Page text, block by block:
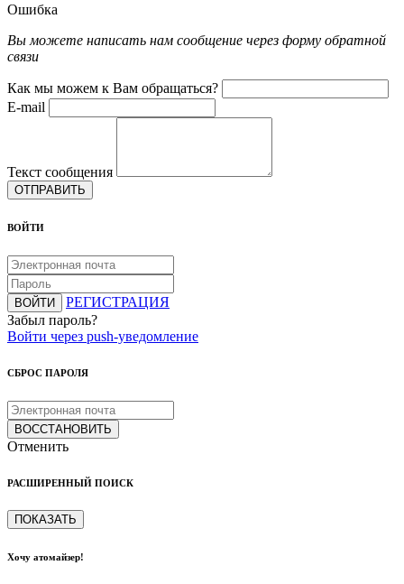
Ошибка
Вы можете написать нам сообщение через форму обратной
связи
Как мы можем к Вам обращаться?
E-mail
Текст сообщения
ОТПРАВИТЬ
ВОЙТИ
ВОЙТИ
РЕГИСТРАЦИЯ
Забыл пароль?
Войти через push-уведомление
СБРОС ПАРОЛЯ
ВОССТАНОВИТЬ
Отменить
РАСШИРЕННЫЙ ПОИСК
ПОКАЗАТЬ
Хочу атомайзер!